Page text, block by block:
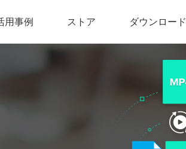
パーメディア変換!)
• DVD Memory for Mac
用事例 ストア ダウンロード